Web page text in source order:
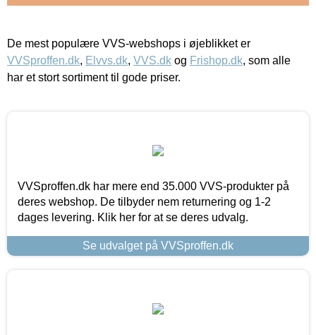
De mest populære VVS-webshops i øjeblikket er
VVSproffen.dk, Elvvs.dk, VVS.dk og Frishop.dk, som alle
har et stort sortiment til gode priser.
VVSproffen.dk har mere end 35.000 VVS-produkter på
deres webshop. De tilbyder nem returnering og 1-2
dages levering. Klik her for at se deres udvalg.
Se udvalget på VVSproffen.dk